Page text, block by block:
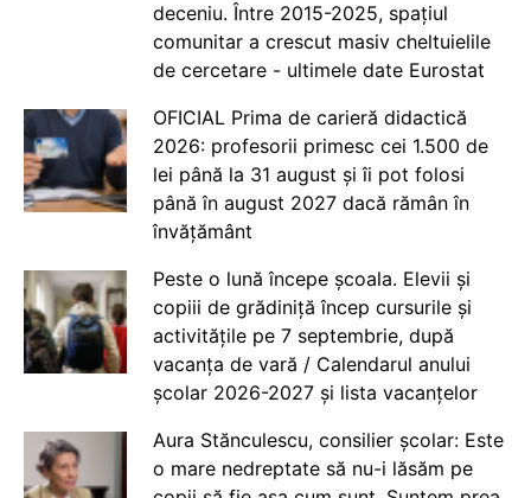
deceniu. Între 2015-2025, spațiul
comunitar a crescut masiv cheltuielile
de cercetare - ultimele date Eurostat
OFICIAL Prima de carieră didactică
2026: profesorii primesc cei 1.500 de
lei până la 31 august și îi pot folosi
până în august 2027 dacă rămân în
învățământ
Peste o lună începe școala. Elevii și
copiii de grădiniță încep cursurile și
activitățile pe 7 septembrie, după
vacanța de vară / Calendarul anului
școlar 2026-2027 și lista vacanțelor
Aura Stănculescu, consilier școlar: Este
o mare nedreptate să nu-i lăsăm pe